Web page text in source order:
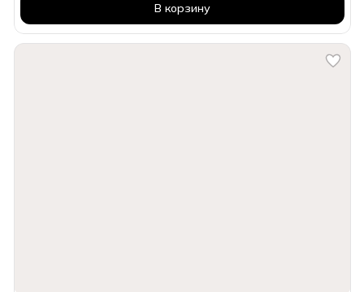
В корзину